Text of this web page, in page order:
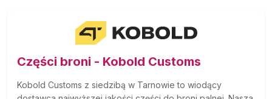
Części broni - Kobold Customs
Kobold Customs z siedzibą w Tarnowie to wiodący